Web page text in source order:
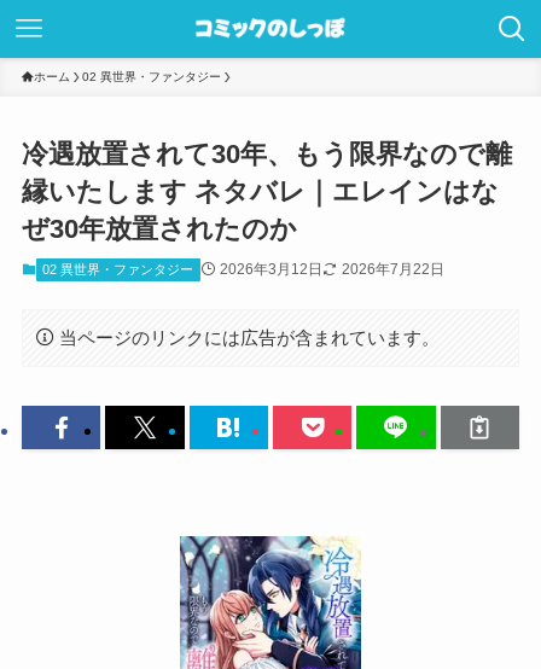
ホーム 02 異世界・ファンタジー
冷遇放置されて30年、もう限界なので離
縁いたします ネタバレ｜エレインはな
ぜ30年放置されたのか
02 異世界・ファンタジー 2026年3月12日 2026年7月22日
当ページのリンクには広告が含まれています。